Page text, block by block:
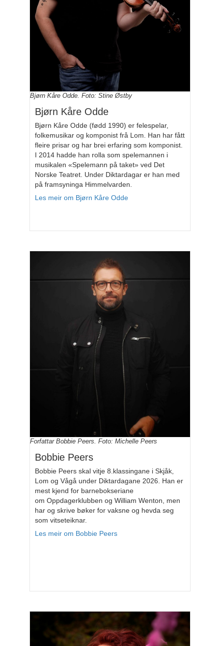
Bjørn Kåre Odde. Foto: Stine Østby
Bjørn Kåre Odde
Bjørn Kåre Odde (fødd 1990) er felespelar,
folkemusikar og komponist frå Lom. Han har fått
fleire prisar og har brei erfaring som komponist.
I 2014 hadde han rolla som spelemannen i
musikalen «Spelemann på taket» ved Det
Norske Teatret. Under Diktardagar er han med
på framsyninga Himmelvarden.
Les meir om Bjørn Kåre Odde
Forfattar Bobbie Peers. Foto: Michelle Peers
Bobbie Peers
Bobbie Peers skal vitje 8.klassingane i Skjåk,
Lom og Vågå under Diktardagane 2026. Han er
mest kjend for barnebokseriane
om Oppdagerklubben og William Wenton, men
har og skrive bøker for vaksne og hevda seg
som vitseteiknar.
Les meir om Bobbie Peers